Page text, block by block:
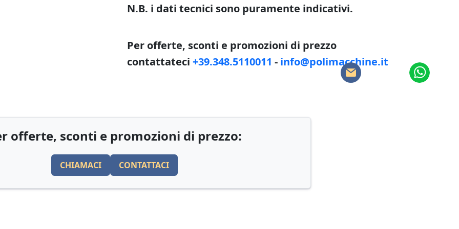
N.B. i dati tecnici sono puramente indicativi.
Per offerte, sconti e promozioni di prezzo
contattateci +39.348.5110011 - info@polimacchine.it
offerte, sconti e promozioni di prezzo:
CHIAMACI CONTATTACI